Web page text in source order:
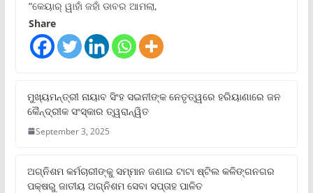
“କେୟାର୍ ୱାହାଁ ଜହାଁ ଡାବର ଆମଲା,
Share
ମୁଖ୍ୟମନ୍ତ୍ରୀ ନାୟାବ ସିଂହ ସଇନୀଙ୍କ ନେତୃତ୍ୱରେ ହରିୟାଣାରେ ଜନ
କୈନ୍ଦ୍ରୀକ ସଂସ୍କାର ତ୍ୱରାନ୍ୱିତ
September 3, 2025
ଅଗ୍ନିଶମ କର୍ମଚାରୀଙ୍କୁ ସମ୍ମାନ ଜଣାଇ ଟାଟା ଷ୍ଟିଲ କଳିଙ୍ଗନଗର
ପକ୍ଷରୁ ଜାତୀୟ ଅଗ୍ନିଶମ ସେବା ସପ୍ତାହ ପାଳିତ